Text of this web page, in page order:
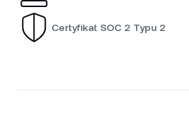
Certyfikat SOC 2 Typu 2